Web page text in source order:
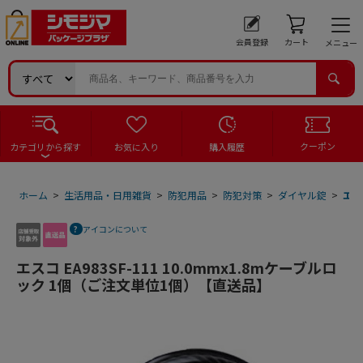
会員登録 カート メニュー
カテゴリから探す お気に入り 購入履歴 クーポン
ホーム > 生活用品・日用雑貨 > 防犯用品 > 防犯対策 > ダイヤル錠 > エ
アイコンについて
エスコ EA983SF-111 10.0mmx1.8mケーブルロ
ック 1個（ご注文単位1個）【直送品】